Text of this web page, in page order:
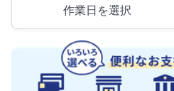
作業日を選択